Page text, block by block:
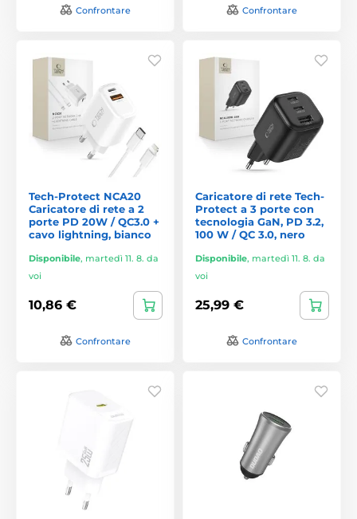
Confrontare Confrontare
Tech-Protect NCA20
Caricatore di rete a 2
porte PD 20W / QC3.0 +
cavo lightning, bianco
Disponibile, martedì 11. 8. da
voi
10,86 €
Confrontare
Caricatore di rete Tech-
Protect a 3 porte con
tecnologia GaN, PD 3.2,
100 W / QC 3.0, nero
Disponibile, martedì 11. 8. da
voi
25,99 €
Confrontare